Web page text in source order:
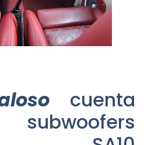
cuenta